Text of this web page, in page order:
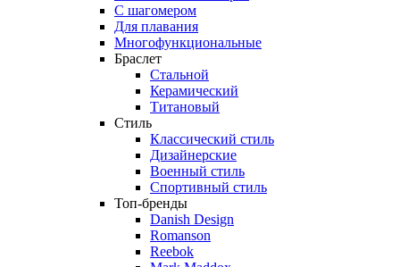
С шагомером
Для плавания
Многофункциональные
Браслет
Стальной
Керамический
Титановый
Стиль
Классический стиль
Дизайнерские
Военный стиль
Спортивный стиль
Топ-бренды
Danish Design
Romanson
Reebok